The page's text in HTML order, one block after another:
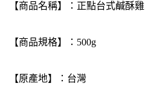
【商品名稱】：正點台式鹹酥雞
【商品規格】：500g
【原產地】：台灣